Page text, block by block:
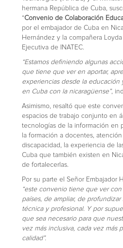
hermana República de Cuba,
“Convenio de Colaboración
por el embajador de Cuba en
Hernández y la compañera
Ejecutiva de INATEC.
“Estamos definiendo algunas
que tiene que ver en aportar,
experiencias desde la educación
en Cuba con la nicaragüense”,
Asimismo, resaltó que este
espacios de trabajo conjunto en
tecnologías de la información en
la formación a docentes,
discapacidad, la experiencia de
Cuba que también existen en
de fortalecerlas.
Por su parte el Señor Embajador
“este convenio tiene que ver
países, de ampliar, de
técnica y profesional. Y por
que sea necesario para que
vez más inclusiva, cada vez más
calidad”.